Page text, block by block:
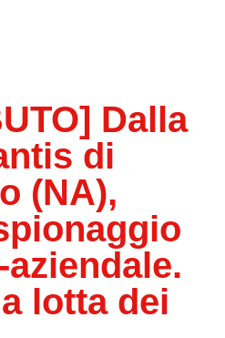
Dalla
di
(NA),
lotta dei